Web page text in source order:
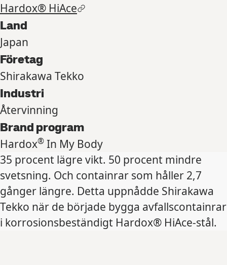
Hardox® HiAce
Land
Japan
Företag
Shirakawa Tekko
Industri
Återvinning
Brand program
Hardox® In My Body
35 procent lägre vikt. 50 procent mindre
svetsning. Och containrar som håller 2,7
gånger längre. Detta uppnådde Shirakawa
Tekko när de började bygga avfallscontainrar
i korrosionsbeständigt Hardox® HiAce-stål.